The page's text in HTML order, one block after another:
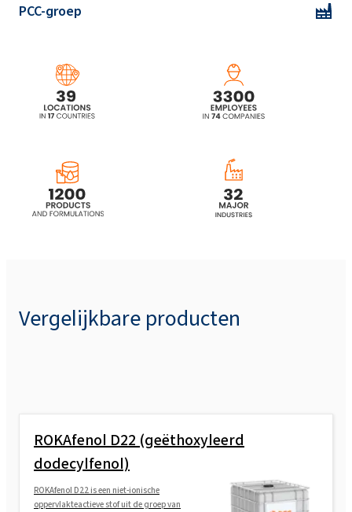
PCC-groep
Vergelijkbare producten
ROKAfenol D22 (geëthoxyleerd
dodecylfenol)
ROKAfenol D22 is een niet-ionische
oppervlakteactieve stof uit de groep van